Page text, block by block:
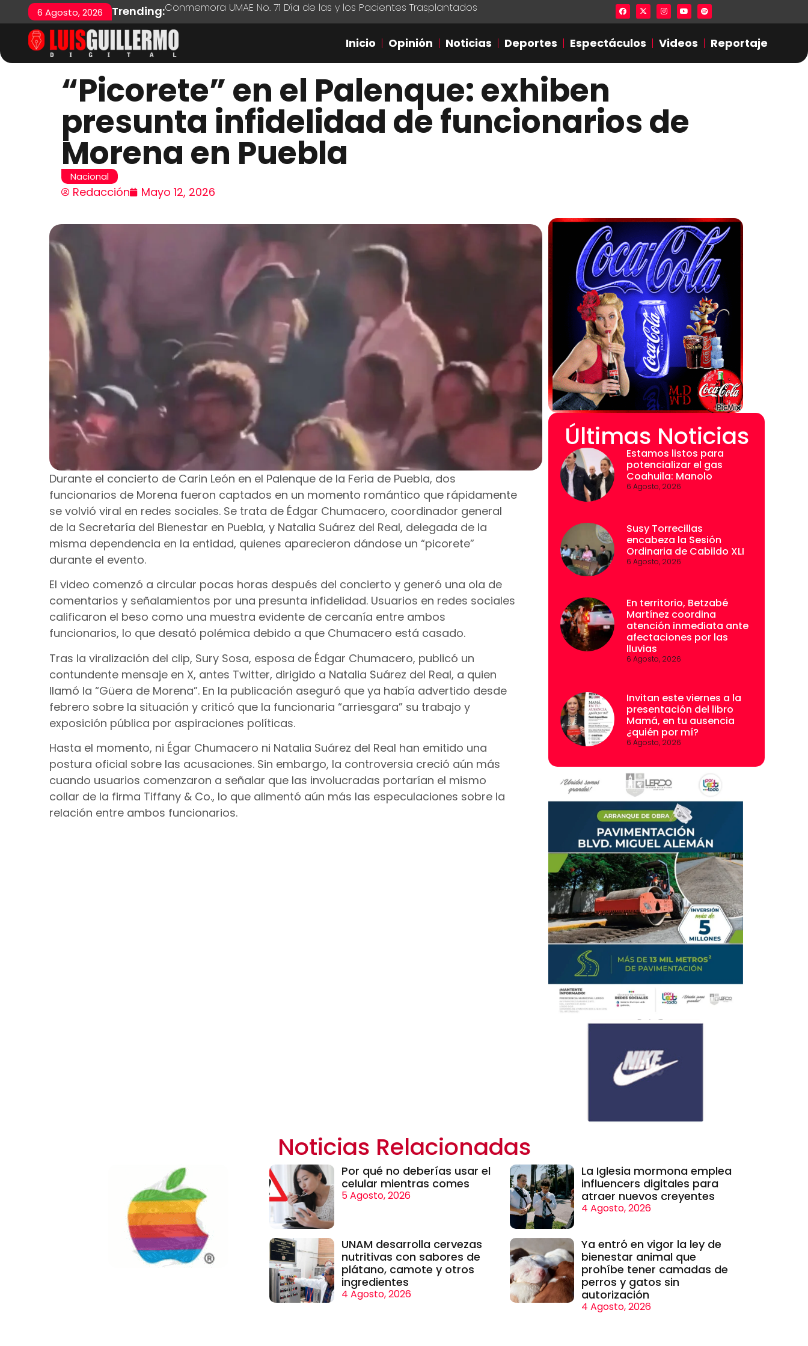
6 Agosto, 2026 Trending:Conmemora UMAE No. 71 Día de las y los Pacientes Trasplantados Lista en excel expone presuntas
Inicio Opinión Noticias Deportes Espectáculos Videos Reportaje
“Picorete” en el Palenque: exhiben
presunta infidelidad de funcionarios de
Morena en Puebla
Nacional
Redacción Mayo 12, 2026
Durante el concierto de Carin León en el Palenque de la Feria de Puebla, dos
funcionarios de Morena fueron captados en un momento romántico que rápidamente
se volvió viral en redes sociales. Se trata de Édgar Chumacero, coordinador general
de la Secretaría del Bienestar en Puebla, y Natalia Suárez del Real, delegada de la
misma dependencia en la entidad, quienes aparecieron dándose un “picorete”
durante el evento.
El video comenzó a circular pocas horas después del concierto y generó una ola de
comentarios y señalamientos por una presunta infidelidad. Usuarios en redes sociales
calificaron el beso como una muestra evidente de cercanía entre ambos
funcionarios, lo que desató polémica debido a que Chumacero está casado.
Tras la viralización del clip, Sury Sosa, esposa de Édgar Chumacero, publicó un
contundente mensaje en X, antes Twitter, dirigido a Natalia Suárez del Real, a quien
llamó la “Güera de Morena”. En la publicación aseguró que ya había advertido desde
febrero sobre la situación y criticó que la funcionaria “arriesgara” su trabajo y
exposición pública por aspiraciones políticas.
Hasta el momento, ni Égar Chumacero ni Natalia Suárez del Real han emitido una
postura oficial sobre las acusaciones. Sin embargo, la controversia creció aún más
cuando usuarios comenzaron a señalar que las involucradas portarían el mismo
collar de la firma Tiffany & Co., lo que alimentó aún más las especulaciones sobre la
relación entre ambos funcionarios.
Últimas Noticias
Estamos listos para
potencializar el gas
Coahuila: Manolo
6 Agosto, 2026
Susy Torrecillas
encabeza la Sesión
Ordinaria de Cabildo XLI
6 Agosto, 2026
En territorio, Betzabé
Martínez coordina
atención inmediata ante
afectaciones por las
lluvias
6 Agosto, 2026
Invitan este viernes a la
presentación del libro
Mamá, en tu ausencia
¿quién por mí?
6 Agosto, 2026
Noticias Relacionadas
Por qué no deberías usar el
celular mientras comes
5 Agosto, 2026
La Iglesia mormona emplea
influencers digitales para
atraer nuevos creyentes
4 Agosto, 2026
UNAM desarrolla cervezas
nutritivas con sabores de
plátano, camote y otros
ingredientes
4 Agosto, 2026
Ya entró en vigor la ley de
bienestar animal que
prohíbe tener camadas de
perros y gatos sin
autorización
4 Agosto, 2026